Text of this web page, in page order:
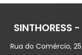
Rua do Comércio,